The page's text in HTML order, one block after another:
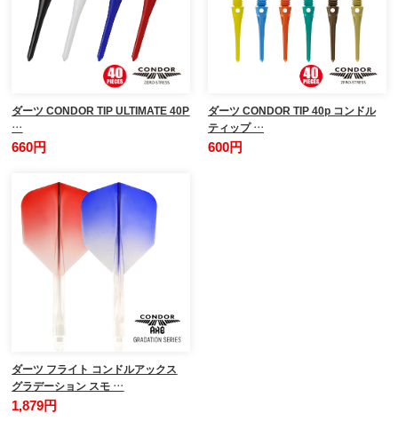
ダーツ CONDOR TIP ULTIMATE 40P
…
660円
ダーツ CONDOR TIP 40p コンドル
ティップ …
600円
ダーツ フライト コンドルアックス
グラデーション スモ …
1,879円